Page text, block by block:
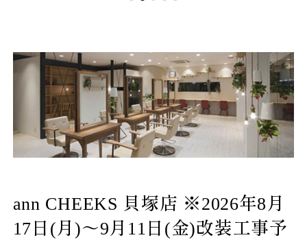
ann CHEEKS 貝塚店 ※2026年8月
17日(月)～9月11日(金)改装工事予